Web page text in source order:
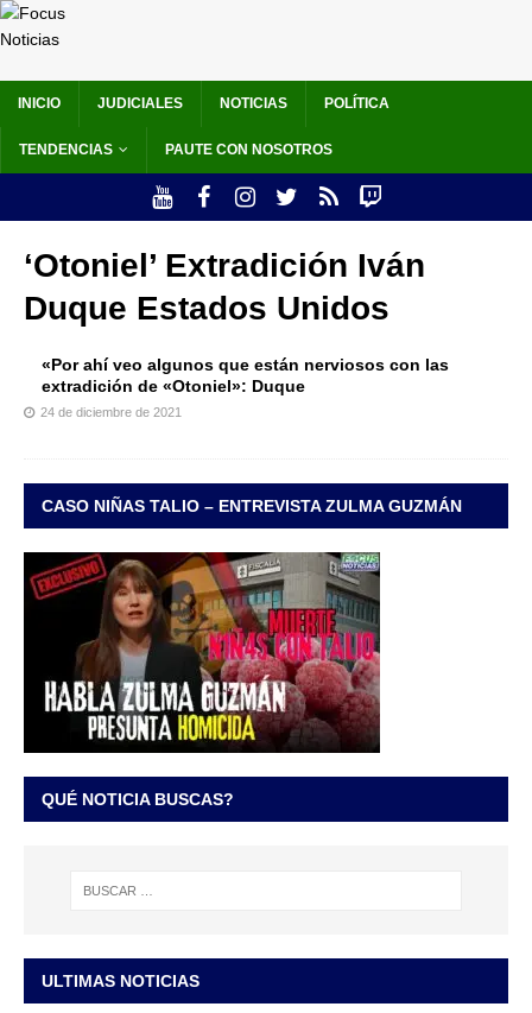
INICIO JUDICIALES NOTICIAS POLÍTICA
TENDENCIAS PAUTE CON NOSOTROS
‘Otoniel’ Extradición Iván
Duque Estados Unidos
«Por ahí veo algunos que están nerviosos con las
extradición de «Otoniel»: Duque
24 de diciembre de 2021
CASO NIÑAS TALIO – ENTREVISTA ZULMA GUZMÁN
QUÉ NOTICIA BUSCAS?
ULTIMAS NOTICIAS